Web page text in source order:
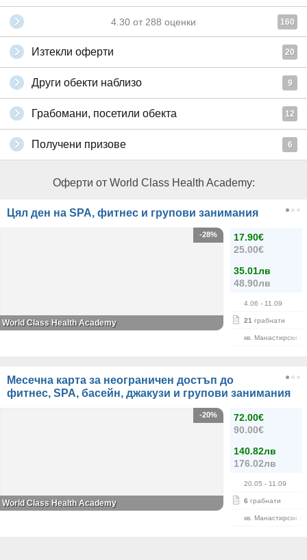
4.30 от 288 оценки 160
Изтекли оферти 20
Други обекти наблизо 9
Грабомани, посетили обекта 12
Получени призове 6
Оферти от World Class Health Academy:
Цял ден на SPA, фитнес и групови занимания
17.90€
25.00€
35.01лв
48.90лв
4.06 - 11.09
21 грабнати
кв. Манастирски
-28%
World Class Health Academy
Месечна карта за неограничен достъп до
фитнес, SPA, басейн, джакузи и групови занимания
72.00€
90.00€
140.82лв
176.02лв
20.05 - 11.09
6 грабнати
кв. Манастирски
-20%
World Class Health Academy